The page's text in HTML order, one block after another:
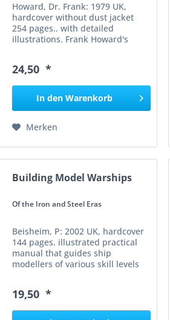
Howard, Dr. Frank: 1979 UK,
hardcover without dust jacket
254 pages.. with detailed
illustrations. Frank Howard's
technical survey of European
naval warships' development
from the...
24,50 *
In den Warenkorb
Merken
Building Model Warships
Of the Iron and Steel Eras
Beisheim, P: 2002 UK, hardcover
144 pages. illustrated practical
manual that guides ship
modellers of various skill levels
scale models of warships from
19,50 *